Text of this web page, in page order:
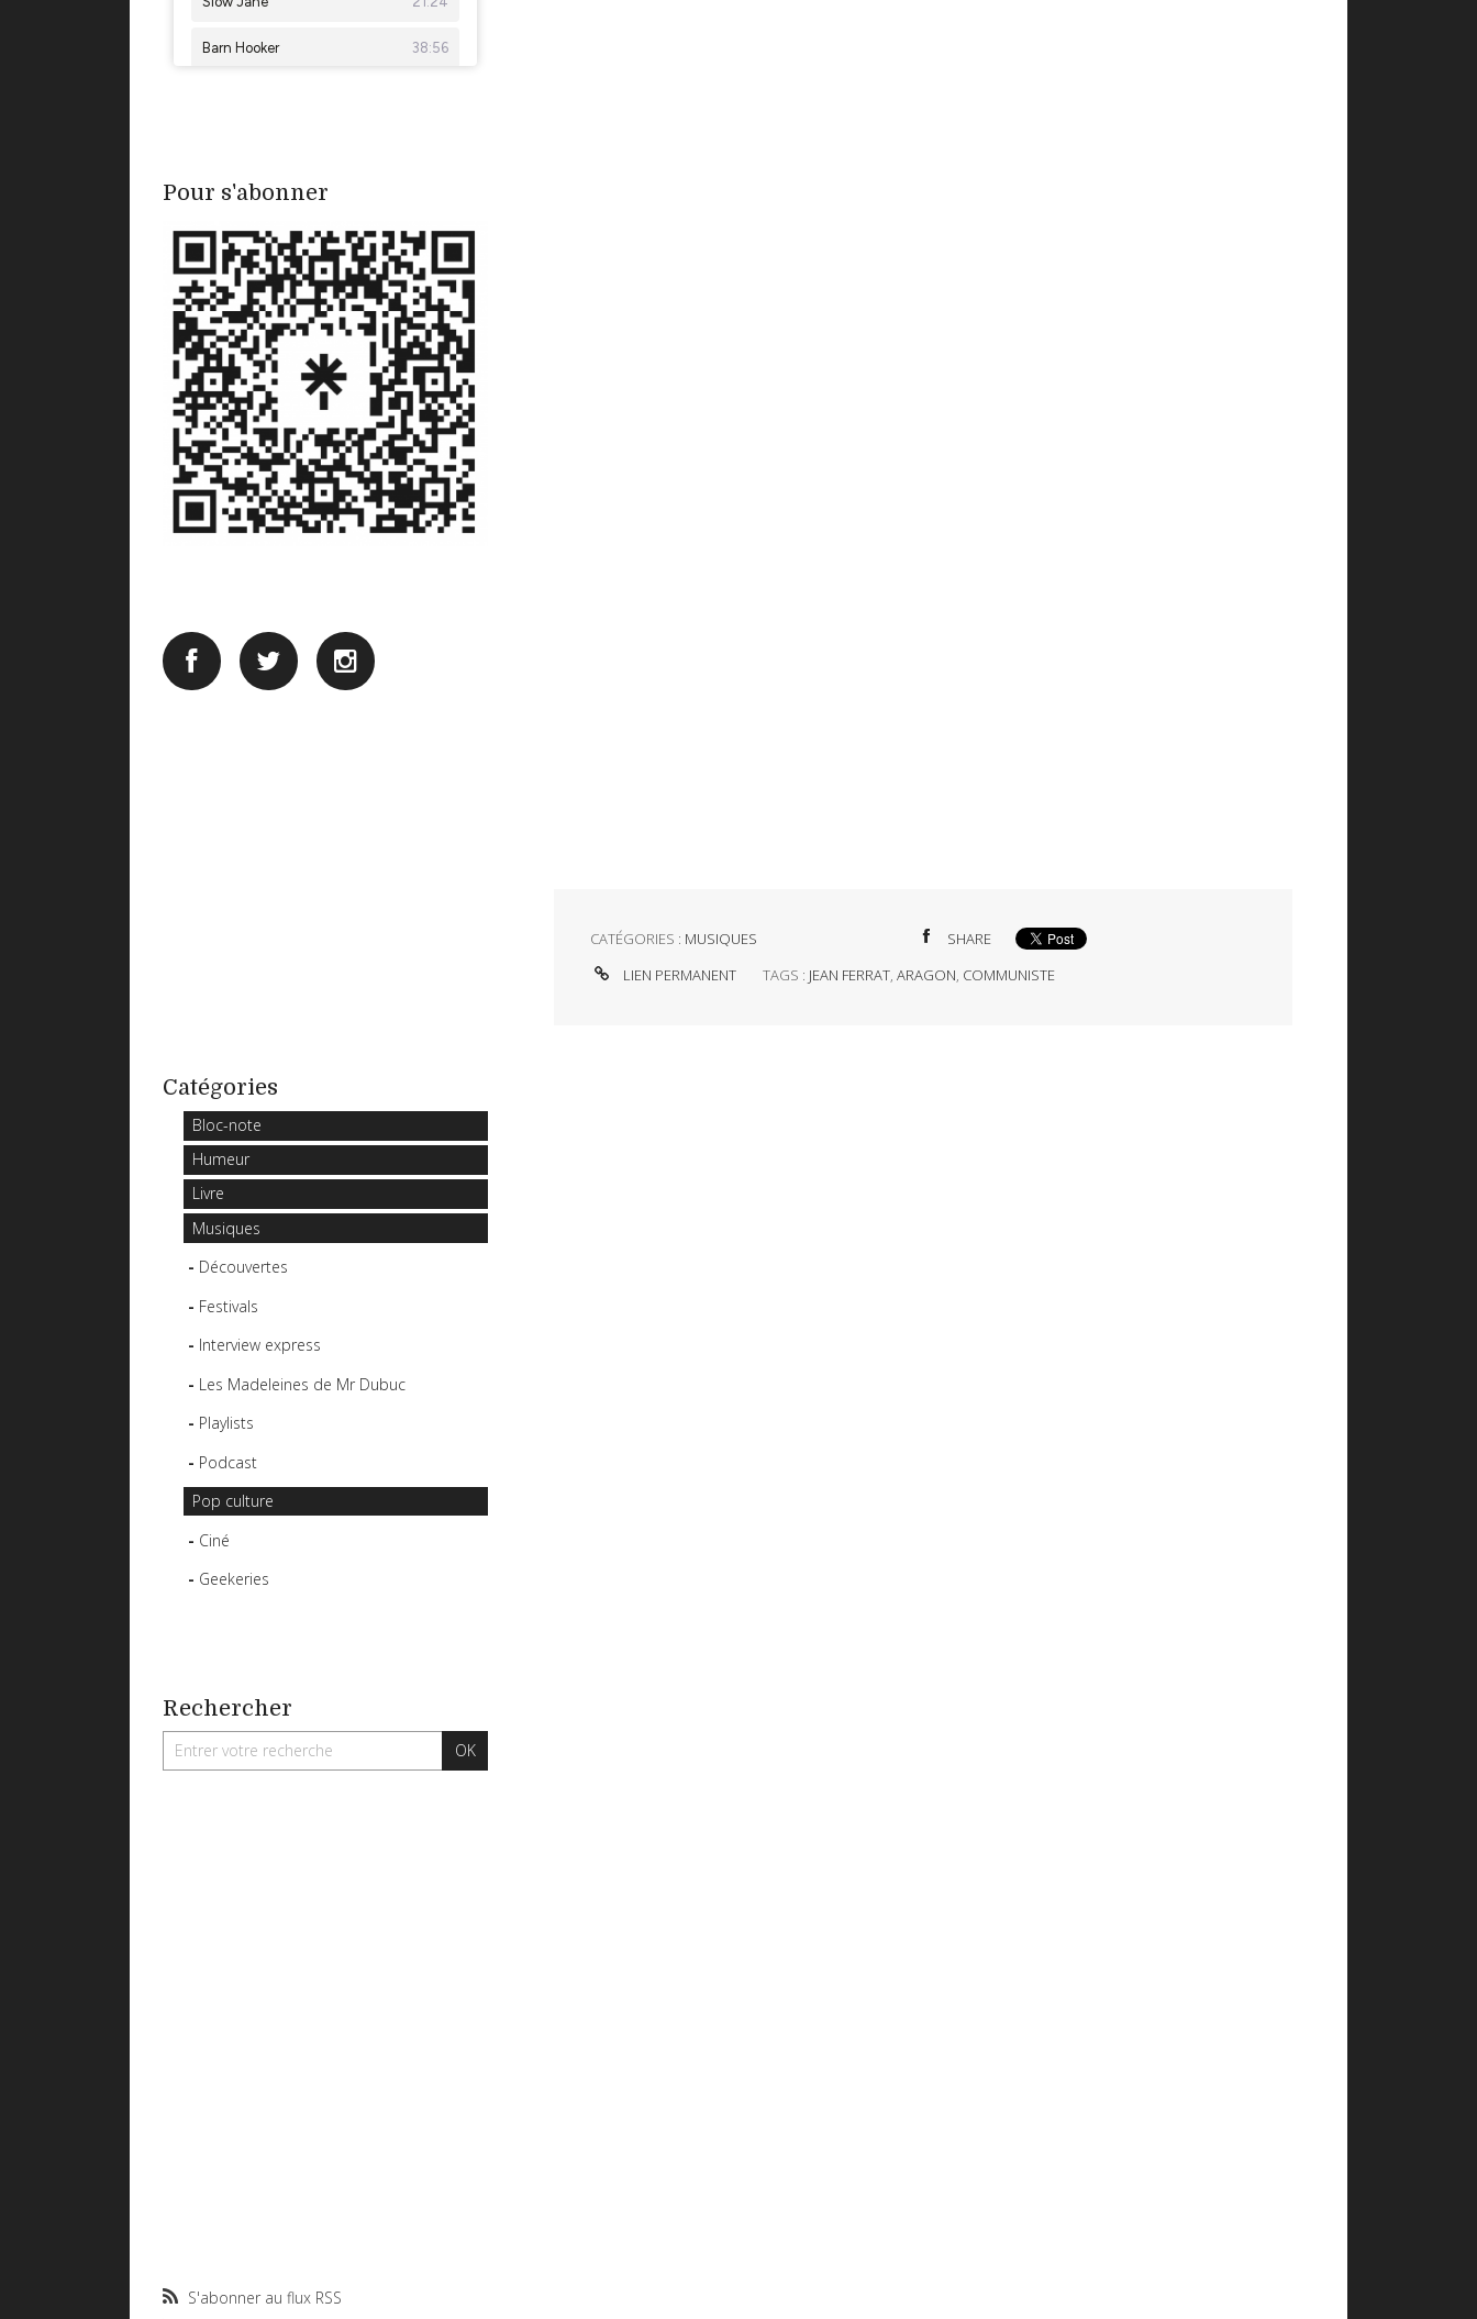
Pour s'abonner
Catégories
Bloc-note
Humeur
Livre
Musiques
Découvertes
Festivals
Interview express
Les Madeleines de Mr Dubuc
Playlists
Podcast
Pop culture
Ciné
Geekeries
Rechercher
S'abonner au flux RSS
CATÉGORIES : MUSIQUES
SHARE
LIEN PERMANENT
TAGS : JEAN FERRAT,ARAGON, COMMUNISTE